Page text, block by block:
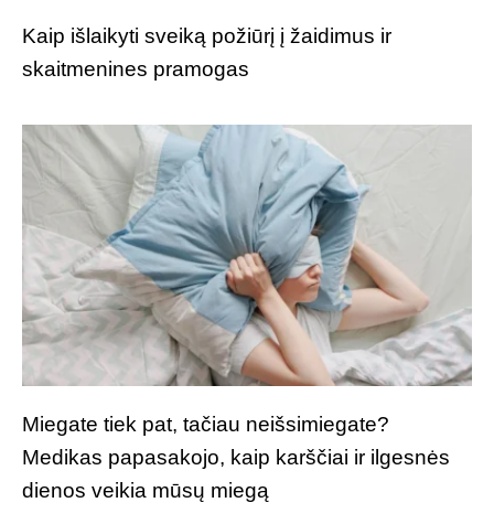
Kaip išlaikyti sveiką požiūrį į žaidimus ir
skaitmenines pramogas
Miegate tiek pat, tačiau neišsimiegate?
Medikas papasakojo, kaip karščiai ir ilgesnės
dienos veikia mūsų miegą